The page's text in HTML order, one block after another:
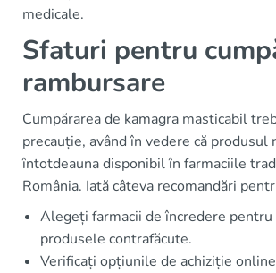
medicale.
Sfaturi pentru
rambursare
Cumpărarea de kamagra masticabil
precauție, având în vedere că produsul
întotdeauna disponibil în farmaciile
România. Iată câteva recomandări
Alegeți farmacii de încredere pentru
produsele contrafăcute.
Verificați opțiunile de achiziție